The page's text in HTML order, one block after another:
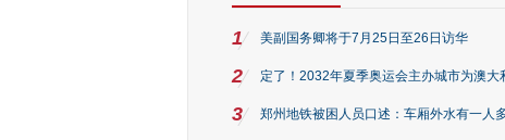
1 美副国务卿将于7月25日至26日访华
2 定了！2032年夏季奥运会主办城市为澳大
3 郑州地铁被困人员口述：车厢外水有一人